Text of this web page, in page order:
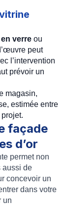
verre ou
peut
l’intervention
prévoir un
magasin,
estimée entre
façade
d’or
permet non
aussi de
concevoir un
dans votre
un